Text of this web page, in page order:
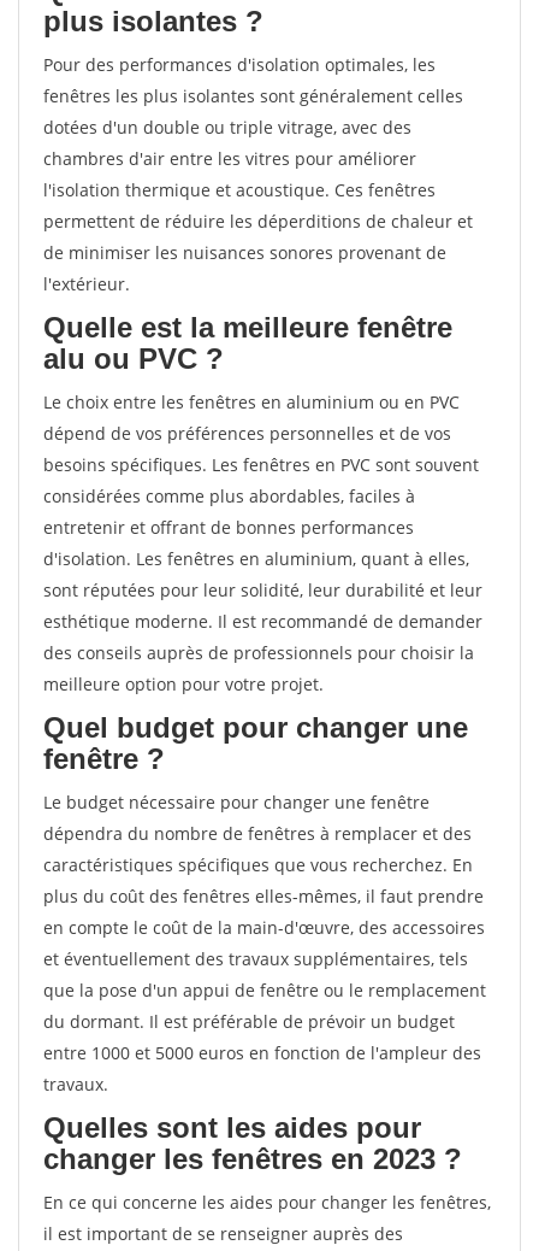
plus isolantes ?
Pour des performances d'isolation optimales, les
fenêtres les plus isolantes sont généralement celles
dotées d'un double ou triple vitrage, avec des
chambres d'air entre les vitres pour améliorer
l'isolation thermique et acoustique. Ces fenêtres
permettent de réduire les déperditions de chaleur et
de minimiser les nuisances sonores provenant de
l'extérieur.
Quelle est la meilleure fenêtre
alu ou PVC ?
Le choix entre les fenêtres en aluminium ou en PVC
dépend de vos préférences personnelles et de vos
besoins spécifiques. Les fenêtres en PVC sont souvent
considérées comme plus abordables, faciles à
entretenir et offrant de bonnes performances
d'isolation. Les fenêtres en aluminium, quant à elles,
sont réputées pour leur solidité, leur durabilité et leur
esthétique moderne. Il est recommandé de demander
des conseils auprès de professionnels pour choisir la
meilleure option pour votre projet.
Quel budget pour changer une
fenêtre ?
Le budget nécessaire pour changer une fenêtre
dépendra du nombre de fenêtres à remplacer et des
caractéristiques spécifiques que vous recherchez. En
plus du coût des fenêtres elles-mêmes, il faut prendre
en compte le coût de la main-d'œuvre, des accessoires
et éventuellement des travaux supplémentaires, tels
que la pose d'un appui de fenêtre ou le remplacement
du dormant. Il est préférable de prévoir un budget
entre 1000 et 5000 euros en fonction de l'ampleur des
travaux.
Quelles sont les aides pour
changer les fenêtres en 2023 ?
En ce qui concerne les aides pour changer les fenêtres,
il est important de se renseigner auprès des